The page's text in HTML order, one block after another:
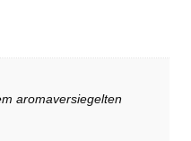
aromaversiegelten